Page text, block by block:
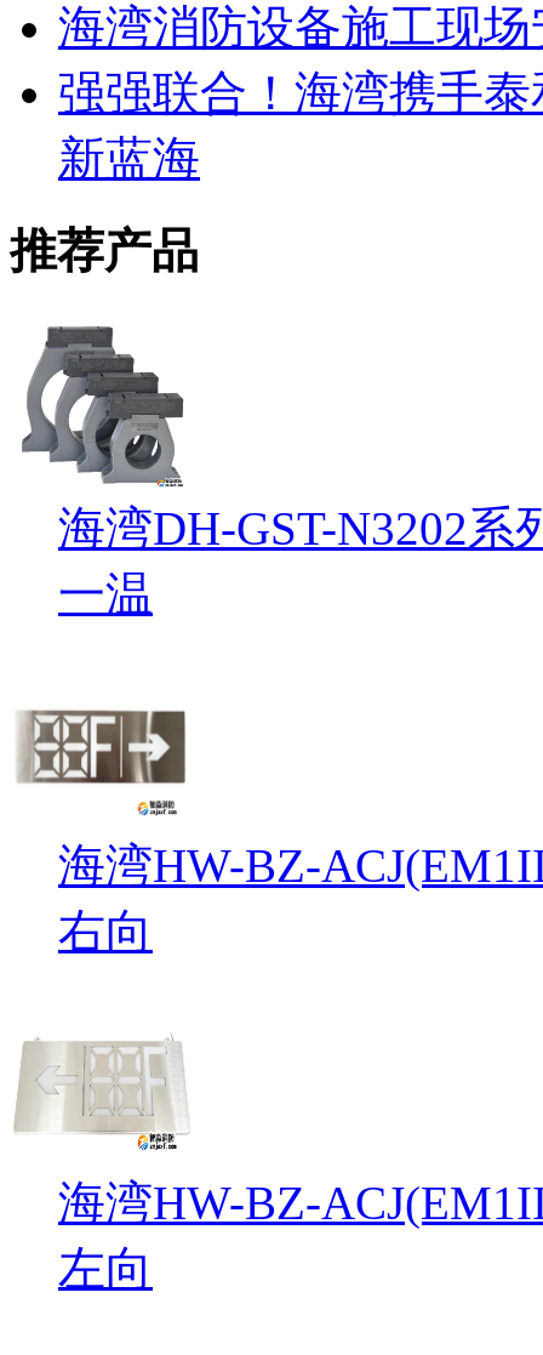
海湾消防设备施工现
强强联合！海湾携手
新蓝海
推荐产品
海湾DH-GST-N3202
一温
海湾HW-BZ-
右向
海湾HW-BZ-
左向